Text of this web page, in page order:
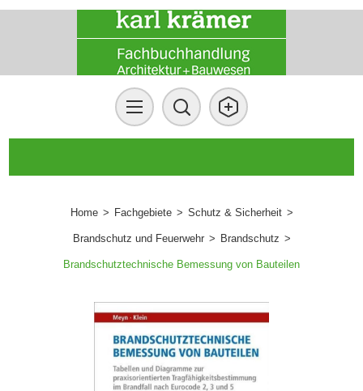
Home > Fachgebiete > Schutz & Sicherheit >
Brandschutz und Feuerwehr > Brandschutz >
Brandschutztechnische Bemessung von Bauteilen